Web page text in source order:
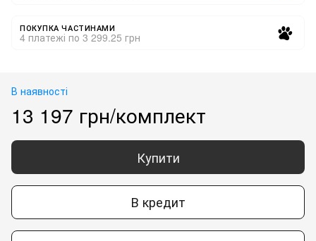
ПОКУПКА ЧАСТИНАМИ
4 платежі по 3 299.25 грн
В наявності
13 197 грн/комплект
Купити
В кредит